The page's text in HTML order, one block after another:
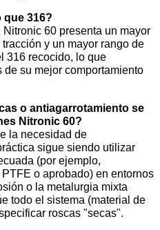
que 316?
60 presenta un mayor
y un mayor rango de
316 recocido, lo que
su mejor comportamiento
o antiagarrotamiento se
Nitronic 60?
la necesidad de
sigue siendo utilizar
(por ejemplo,
o aprobado) en entornos
o la metalurgia mixta
todo el sistema (material de
roscas "secas".